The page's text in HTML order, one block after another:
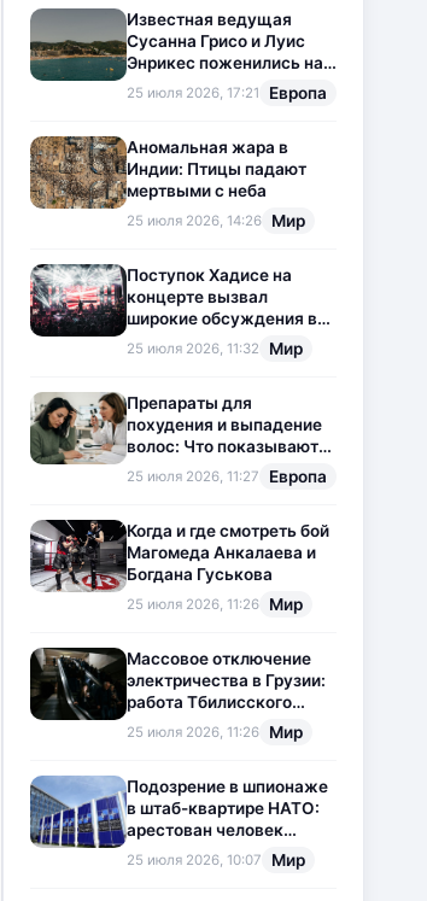
Известная ведущая
Сусанна Грисо и Луис
Энрикес поженились на
Коста-Браве
25 июля 2026, 17:21 Европа
Аномальная жара в
Индии: Птицы падают
мертвыми с неба
25 июля 2026, 14:26 Мир
Поступок Хадисе на
концерте вызвал
широкие обсуждения в
социальных сетях
25 июля 2026, 11:32 Мир
Препараты для
похудения и выпадение
волос: Что показывают
новые исследования?
25 июля 2026, 11:27 Европа
Когда и где смотреть бой
Магомеда Анкалаева и
Богдана Гуськова
25 июля 2026, 11:26 Мир
Массовое отключение
электричества в Грузии:
работа Тбилисского
метрополитена
приостановлена
25 июля 2026, 11:26 Мир
Подозрение в шпионаже
в штаб-квартире НАТО:
арестован человек
китайского
происхождения
25 июля 2026, 10:07 Мир